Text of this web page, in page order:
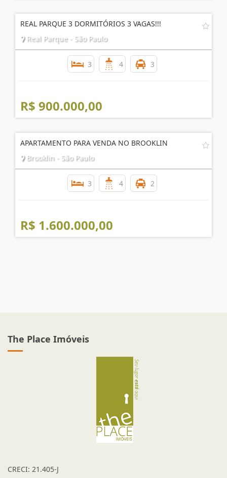
R$ 1.150.000,00
REAL PARQUE 3 DORMITÓRIOS 3 VAGAS!!!
3
R$ 900.000,00
APARTAMENTO PARA VENDA NO BROOKLIN
3